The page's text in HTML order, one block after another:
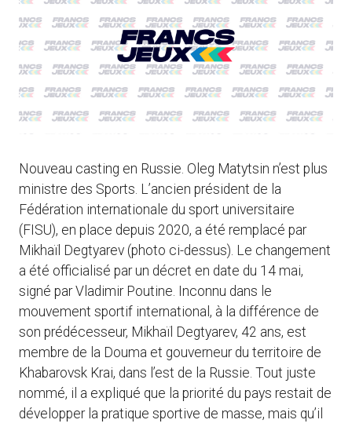
Nouveau casting en Russie. Oleg Matytsin n’est plus
ministre des Sports. L’ancien président de la
Fédération internationale du sport universitaire
(FISU), en place depuis 2020, a été remplacé par
Mikhaïl Degtyarev (photo ci-dessus). Le changement
a été officialisé par un décret en date du 14 mai,
signé par Vladimir Poutine. Inconnu dans le
mouvement sportif international, à la différence de
son prédécesseur, Mikhaïl Degtyarev, 42 ans, est
membre de la Douma et gouverneur du territoire de
Khabarovsk Krai, dans l’est de la Russie. Tout juste
nommé, il a expliqué que la priorité du pays restait de
développer la pratique sportive de masse, mais qu’il